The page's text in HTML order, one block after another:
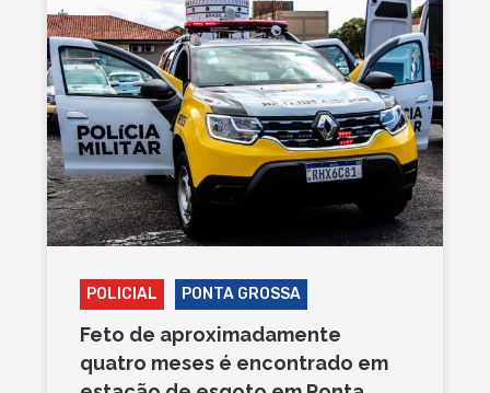
POLICIAL PONTA GROSSA
Feto de aproximadamente
quatro meses é encontrado em